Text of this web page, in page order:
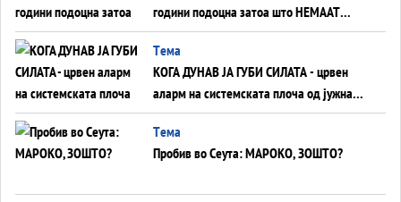
години подоцна затоа што НЕМААТ
ВНУЦИ ДА ГИ ЗАМЕНАТ
Tема
КОГА ДУНАВ ЈА ГУБИ СИЛАТА - црвен
аларм на системската плоча од јужна
Германија до Црното Море...
Tема
Пробив во Сеута: МАРОКО, ЗОШТО?